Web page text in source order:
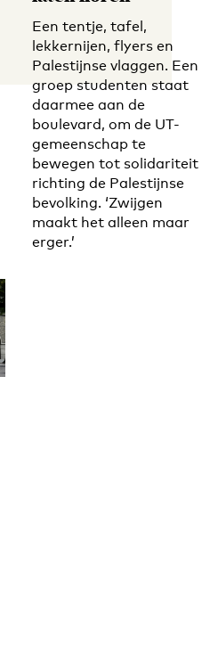
Een tentje, tafel,
lekkernijen, flyers en
Palestijnse vlaggen. Een
groep studenten staat
daarmee aan de
boulevard, om de UT-
gemeenschap te
bewegen tot solidariteit
richting de Palestijnse
bevolking. ‘Zwijgen
maakt het alleen maar
erger.’